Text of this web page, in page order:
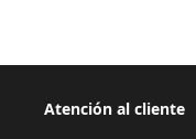
Atención al cliente